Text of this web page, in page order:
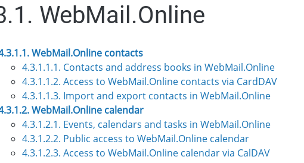
WebMail.Online
WebMail.Online contacts
4.3.1.1.1. Contacts and address books in WebMail.Online
4.3.1.1.2. Access to WebMail.Online contacts via CardDAV
4.3.1.1.3. Import and export contacts in WebMail.Online
WebMail.Online calendar
4.3.1.2.1. Events, calendars and tasks in WebMail.Online
4.3.1.2.2. Public access to WebMail.Online calendar
4.3.1.2.3. Access to WebMail.Online calendar via CalDAV